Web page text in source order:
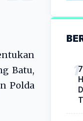
Batu,
Polda